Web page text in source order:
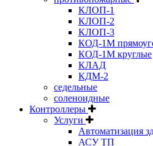
КЛОП-1
КЛОП-2
КЛОП-3
КОД-1М
КОД-1М круглые
КЛАД
КДМ-2
седельные
соленоидные
Контроллеры
Услуги
Автоматизация
АСУ ТП